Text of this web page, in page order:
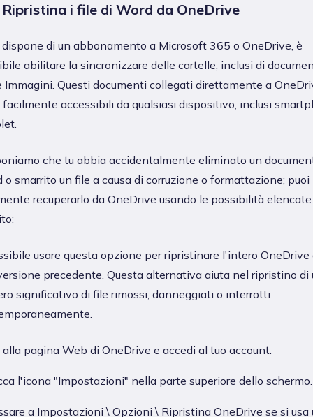
i file di Word da OneDrive
dispone di un abbonamento a Microsoft 365 o OneDrive, è
abilitare la sincronizzare delle cartelle, inclusi di
Immagini. Questi documenti collegati direttamente a
facilmente accessibili da qualsiasi dispositivo, inclusi
che tu abbia accidentalmente eliminato un
o smarrito un file a causa di corruzione o formattazione; puoi
recuperarlo da OneDrive usando le possibilità
usare questa opzione per ripristinare l'intero OneDrive
precedente. Questa alternativa aiuta nel ripristino di
significativo di file rimossi, danneggiati o interrotti
alla pagina Web di OneDrive e accedi al tuo account.
l'icona "Impostazioni" nella parte superiore dello schermo.
a Impostazioni \ Opzioni \ Ripristina OneDrive se si usa